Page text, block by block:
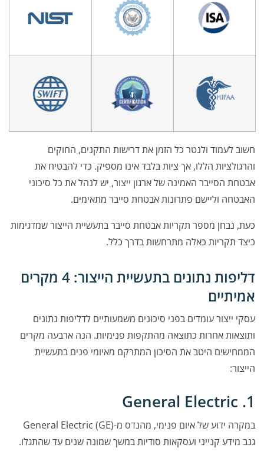
חשוב לעמוד ולנטר כל הזמן את דרישות התקנים, החוקים
והרגולציות הללו, אך ציות בלבד אינו מספיק. כדי להבטיח את
אבטחת הסייבר האמינה של ארגון ייצור, יש לנהל את כל סיכוני
האבטחה וליישם פתרונות אבטחת סייבר מתאימים.
כעת, נבחן מספר תקריות אבטחת סייבר בתעשיית הייצור שמדגימות
כיצד תקריות כאלה מתרחשות בדרך כלל.
דליפות נתונים בתעשיית הייצור: 4 מקרים
אמיתיים
עסקי ייצור עומדים בפני סיכונים משמעותיים לדליפות נתונים
ותוצאות אחרות כתוצאה מהתקפות פנימיות. הנה ארבעה מקרים
הממחישים היטב את הסיכון המתרקם מאיומי פנים בתעשיית
הייצור:
1. General Electric
במקרה ידוע של איום פנימי, מהנדס מ-General Electric (GE)
גנב מידע קנייני ועסקאות סודיות במשך שמונה שנים עד שהתגלו.